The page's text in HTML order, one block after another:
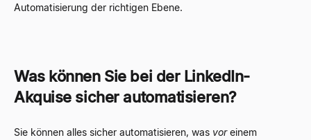
Automatisierung der richtigen Ebene.
Was können Sie bei der LinkedIn-
Akquise sicher automatisieren?
Sie können alles sicher automatisieren, was voreinem